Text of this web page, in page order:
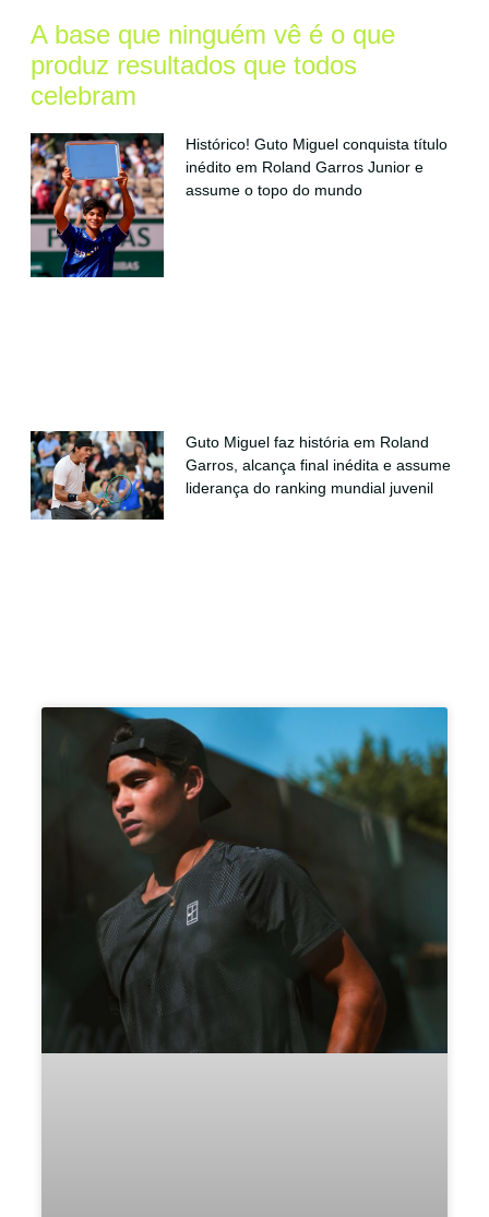
A base que ninguém vê é o que
produz resultados que todos
celebram
Histórico! Guto Miguel conquista título
inédito em Roland Garros Junior e
assume o topo do mundo
Guto Miguel faz história em Roland
Garros, alcança final inédita e assume
liderança do ranking mundial juvenil